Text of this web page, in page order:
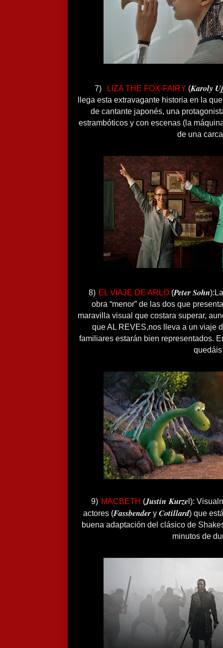
7) LIZA THE FOX-FAIRY (Karoly
llega esta extravagante historia en la
de cantante japonés, una
estrambóticos y con escenas (la
de una
8) EL VIAJE DE ARLO (Peter Sohn
obra “menor” de las dos que
maravilla visual que costara superar,
que AL REVES,nos lleva a un viaje
familiares estarán bien representados.
9) MACBETH (Justin Kurzel):
actores (FassbenderyCotillard) que
buena adaptación del clásico de
minutos de